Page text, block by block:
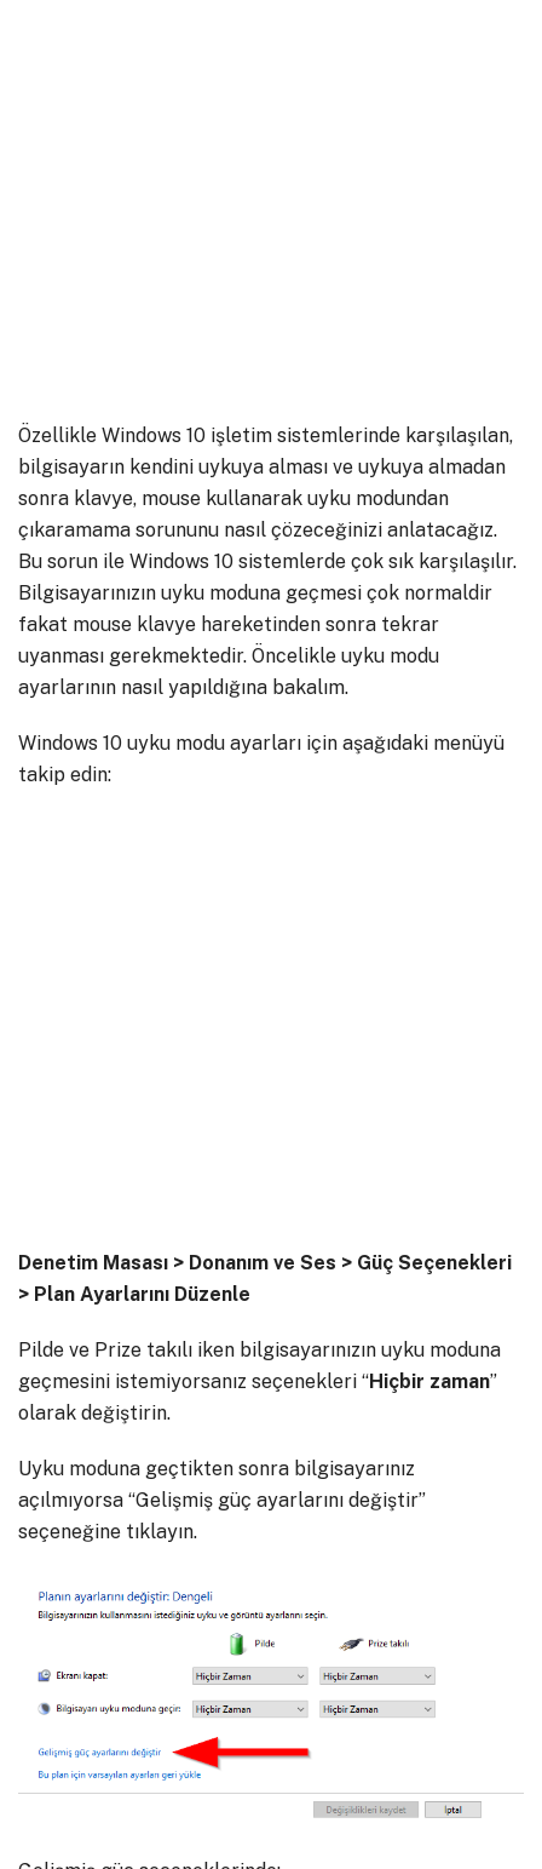
Özellikle Windows 10 işletim sistemlerinde karşılaşılan,
bilgisayarın kendini uykuya alması ve uykuya almadan
sonra klavye, mouse kullanarak uyku modundan
çıkaramama sorununu nasıl çözeceğinizi anlatacağız.
Bu sorun ile Windows 10 sistemlerde çok sık karşılaşılır.
Bilgisayarınızın uyku moduna geçmesi çok normaldir
fakat mouse klavye hareketinden sonra tekrar
uyanması gerekmektedir. Öncelikle uyku modu
ayarlarının nasıl yapıldığına bakalım.
Windows 10 uyku modu ayarları için aşağıdaki menüyü
takip edin:
Denetim Masası > Donanım ve Ses > Güç Seçenekleri
> Plan Ayarlarını Düzenle
Pilde ve Prize takılı iken bilgisayarınızın uyku moduna
geçmesini istemiyorsanız seçenekleri “Hiçbir zaman”
olarak değiştirin.
Uyku moduna geçtikten sonra bilgisayarınız
açılmıyorsa “Gelişmiş güç ayarlarını değiştir”
seçeneğine tıklayın.